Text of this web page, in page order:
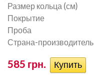
Размер кольца (см)
Покрытие
Проба
Страна-производитель
585 грн.